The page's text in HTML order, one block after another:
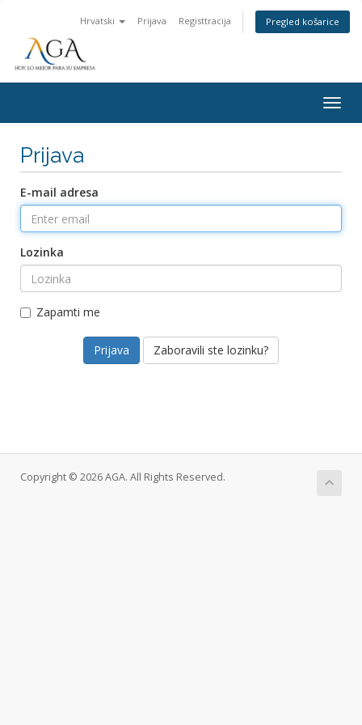
Hrvatski Prijava Registtracija Pregled košarice
Prijava
E-mail adresa
Lozinka
Zapamti me
Zaboravili ste lozinku?
Copyright © 2026 AGA. All Rights Reserved.